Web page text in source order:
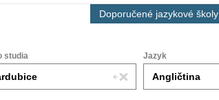
Doporučené jazykové školy
studia Jazyk